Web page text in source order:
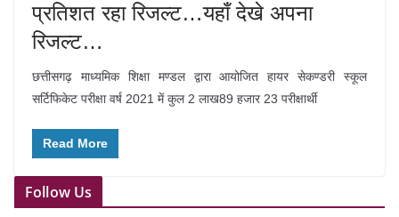
प्रतिशत रहा रिजल्ट…यहाँ देखे अपना
रिजल्ट…
छत्तीसगढ़ माध्यमिक शिक्षा मण्डल द्वारा आयोजित हायर सेकण्डरी स्कूल
सर्टिफिकेट परीक्षा वर्ष 2021 में कुल 2 लाख89 हजार 23 परीक्षार्थी
Read More
Follow Us